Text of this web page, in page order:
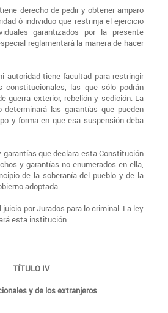
derecho de pedir y obtener amparo
ó individuo que restrinja el ejercicio
garantizados por la presente
reglamentará la manera de hacer
autoridad tiene facultad para restringir
constitucionales, las que sólo podrán
guerra exterior, rebelión y sedición. La
las garantías que pueden
y forma en que esa suspensión deba
garantías que declara esta Constitución
y garantías no enumerados en ella,
de la soberanía del pueblo y de la
adoptada.
juicio por Jurados para lo criminal. La ley
esta institución.
TÍTULO IV
y de los extranjeros